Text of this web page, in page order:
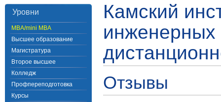
Уровни
MBA/mini MBA
Высшее образование
Магистратура
Второе высшее
Колледж
Профпереподготовка
Курсы
Камский
инженерных
Отзывы